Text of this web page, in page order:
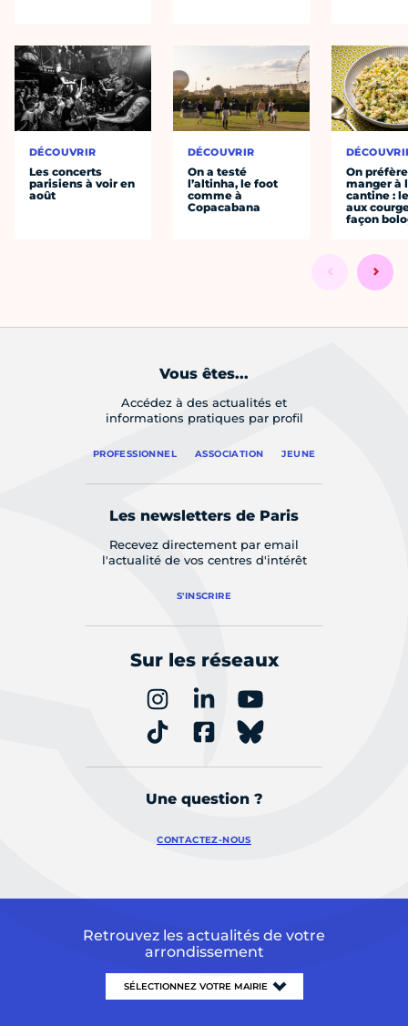
DÉCOUVRIR
Les concerts
parisiens à voir en
août
DÉCOUVRIR
On a testé
l’altinha, le foot
comme à
Copacabana
On préfère
manger à
cantine :
aux
façon
Vous êtes...
Accédez à des actualités et
informations pratiques par profil
PROFESSIONNEL ASSOCIATION JEUNE
Les newsletters de Paris
Recevez directement par email
l'actualité de vos centres d'intérêt
S'INSCRIRE
Sur les réseaux
Une question ?
CONTACTEZ-NOUS
Retrouvez les actualités de votre
arrondissement